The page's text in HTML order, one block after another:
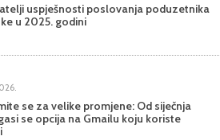
uspješnosti poslovanja poduzetnika
u 2025. godini
se za velike promjene: Od siječnja
se opcija na Gmailu koju koriste